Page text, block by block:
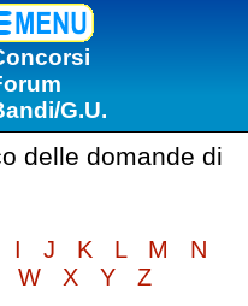
G.U.
delle domande di
I J K L M
N
W X Y Z